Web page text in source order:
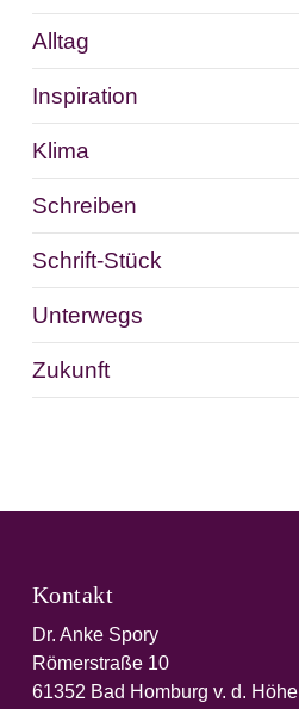
Alltag
Inspiration
Klima
Schreiben
Schrift-Stück
Unterwegs
Zukunft
Kontakt
Dr. Anke Spory
Römerstraße 10
61352 Bad Homburg v. d. Höhe